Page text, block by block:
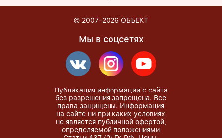
© 2007-2026 ОБЪЕКТ
Мы в соцсетях
Публикация информации с сайта
без разрешения запрещена. Все
права защищены. Информация
на сайте ни при каких условиях
не является публичной офертой,
определяемой положениями